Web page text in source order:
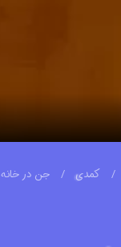
/ کمدی / جن در خانه